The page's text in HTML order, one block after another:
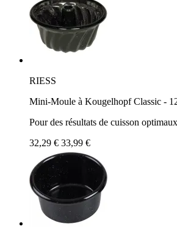
RIESS
Mini-Moule à Kougelhopf Classic -
Pour des résultats de cuisson optimaux
32,29 € 33,99 €